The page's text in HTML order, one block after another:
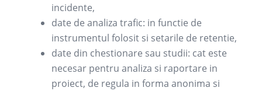
incidente,
date de analiza trafic: in functie de
instrumentul folosit si setarile de retentie,
date din chestionare sau studii: cat este
necesar pentru analiza si raportare in
proiect, de regula in forma anonima si